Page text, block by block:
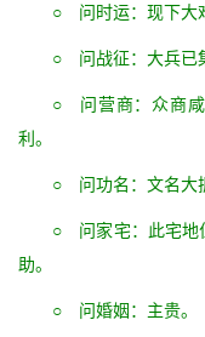
○ 问时运：现下大
○ 问战征：大兵已
○ 问营商：众商咸
利。
○ 问功名：文名大
○ 问家宅：此宅地
助。
○ 问婚姻：主贵。